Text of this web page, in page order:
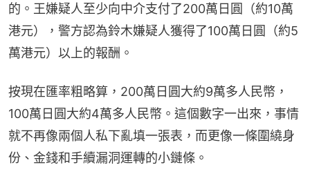
的。王嫌疑人至少向中介支付了200萬日圓（約10萬
港元），警方認為鈴木嫌疑人獲得了100萬日圓（約5
萬港元）以上的報酬。
按現在匯率粗略算，200萬日圓大約9萬多人民幣，
100萬日圓大約4萬多人民幣。這個數字一出來，事情
就不再像兩個人私下亂填一張表，而更像一條圍繞身
份、金錢和手續漏洞運轉的小鏈條。